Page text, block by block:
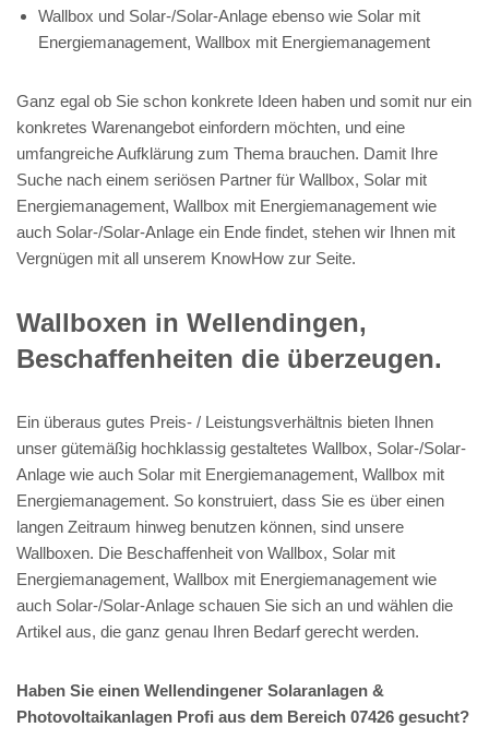
Wallbox und Solar-/Solar-Anlage ebenso wie Solar mit
Energiemanagement, Wallbox mit Energiemanagement
Ganz egal ob Sie schon konkrete Ideen haben und somit nur ein
konkretes Warenangebot einfordern möchten, und eine
umfangreiche Aufklärung zum Thema brauchen. Damit Ihre
Suche nach einem seriösen Partner für Wallbox, Solar mit
Energiemanagement, Wallbox mit Energiemanagement wie
auch Solar-/Solar-Anlage ein Ende findet, stehen wir Ihnen mit
Vergnügen mit all unserem KnowHow zur Seite.
Wallboxen in Wellendingen,
Beschaffenheiten die überzeugen.
Ein überaus gutes Preis- / Leistungsverhältnis bieten Ihnen
unser gütemäßig hochklassig gestaltetes Wallbox, Solar-/Solar-
Anlage wie auch Solar mit Energiemanagement, Wallbox mit
Energiemanagement. So konstruiert, dass Sie es über einen
langen Zeitraum hinweg benutzen können, sind unsere
Wallboxen. Die Beschaffenheit von Wallbox, Solar mit
Energiemanagement, Wallbox mit Energiemanagement wie
auch Solar-/Solar-Anlage schauen Sie sich an und wählen die
Artikel aus, die ganz genau Ihren Bedarf gerecht werden.
Haben Sie einen Wellendingener Solaranlagen &
Photovoltaikanlagen Profi aus dem Bereich 07426 gesucht?